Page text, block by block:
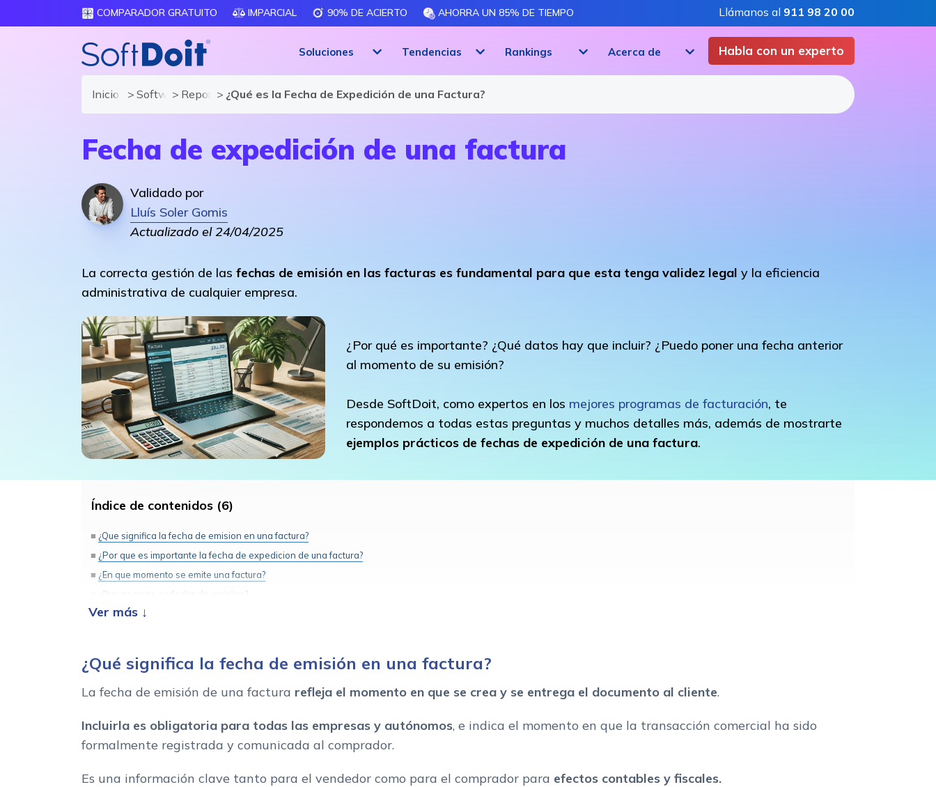
COMPARADOR GRATUITO IMPARCIAL 90% DE ACIERTO AHORRA UN 85% DE TIEMPO Llámanos al 911 98 20 00
Habla con un experto
Soluciones Tendencias Rankings Acerca de
Inicio Software de Facturación
Reportajes¿Qué es la Fecha de Expedición de una Factura?
Fecha de expedición de una factura
Validado por
Lluís Soler Gomis
Actualizado el 24/04/2025
La correcta gestión de las fechas de emisión en las facturas es fundamental para que esta tenga validez legal y la eficiencia
administrativa de cualquier empresa.
¿Por qué es importante? ¿Qué datos hay que incluir? ¿Puedo poner una fecha anterior
al momento de su emisión?
Desde SoftDoit, como expertos en los mejores programas de facturación, te
respondemos a todas estas preguntas y muchos detalles más, además de mostrarte
ejemplos prácticos de fechas de expedición de una factura.
Índice de contenidos (6)
¿Que significa la fecha de emision en una factura?
¿Por que es importante la fecha de expedicion de una factura?
¿En que momento se emite una factura?
¿Que se pone en fecha de emision?
¿Puedo hacer una factura con fecha anterior?
¿Qué significa la fecha de emisión en una factura?
La fecha de emisión de una factura refleja el momento en que se crea y se entrega el documento al cliente.
Incluirla es obligatoria para todas las empresas y autónomos, e indica el momento en que la transacción comercial ha sido
formalmente registrada y comunicada al comprador.
Es una información clave tanto para el vendedor como para el comprador para efectos contables y fiscales.